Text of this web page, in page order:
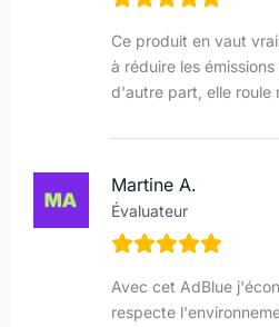
Ce produit en vaut
à réduire les
d'autre part, elle roule
Martine A.
Évaluateur
Avec cet AdBlue
respecte